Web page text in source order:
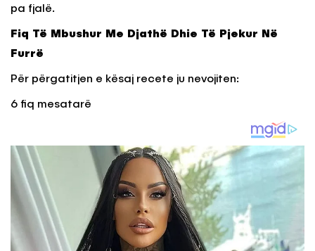
pa fjalë.
Fiq Të Mbushur Me Djathë Dhie Të Pjekur Në
Furrë
Për përgatitjen e kësaj recete ju nevojiten:
6 fiq mesatarë